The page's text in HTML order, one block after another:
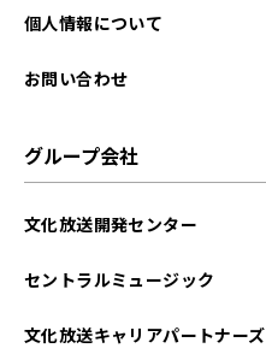
個人情報について
お問い合わせ
グループ会社
文化放送開発センター
セントラルミュージック
文化放送キャリアパートナーズ